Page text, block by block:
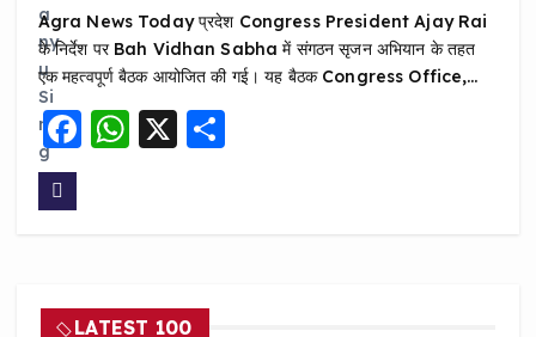
Agra News Today प्रदेश Congress President Ajay Rai
के निर्देश पर Bah Vidhan Sabha में संगठन सृजन अभियान के तहत
एक महत्वपूर्ण बैठक आयोजित की गई। यह बैठक Congress Office,…
F
o
W
p
X S
LATEST 100